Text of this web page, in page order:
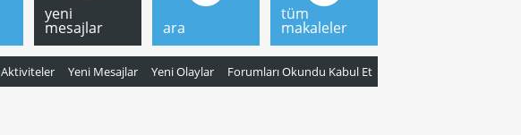
yeni
mesajlar
Aktiviteler Yeni Mesajlar Yeni Olaylar Forumları Okundu Kabul Et
ara
tüm
makaleler